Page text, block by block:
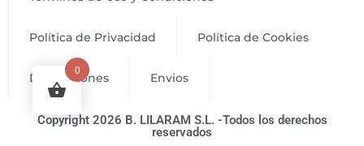
Política de Privacidad Política de Cookies
Devoluciones Envios
Copyright 2026 B. LILARAM S.L. -Todos los derechos
reservados
0